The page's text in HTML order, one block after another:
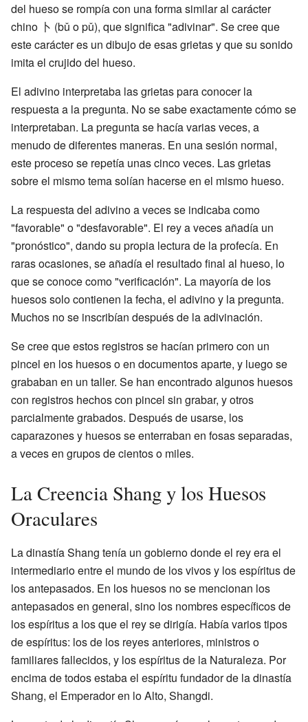
del hueso se rompía con una forma similar al carácter
chino 卜 (bǔ o pǔ), que significa "adivinar". Se cree que
este carácter es un dibujo de esas grietas y que su sonido
imita el crujido del hueso.
El adivino interpretaba las grietas para conocer la
respuesta a la pregunta. No se sabe exactamente cómo se
interpretaban. La pregunta se hacía varias veces, a
menudo de diferentes maneras. En una sesión normal,
este proceso se repetía unas cinco veces. Las grietas
sobre el mismo tema solían hacerse en el mismo hueso.
La respuesta del adivino a veces se indicaba como
"favorable" o "desfavorable". El rey a veces añadía un
"pronóstico", dando su propia lectura de la profecía. En
raras ocasiones, se añadía el resultado final al hueso, lo
que se conoce como "verificación". La mayoría de los
huesos solo contienen la fecha, el adivino y la pregunta.
Muchos no se inscribían después de la adivinación.
Se cree que estos registros se hacían primero con un
pincel en los huesos o en documentos aparte, y luego se
grababan en un taller. Se han encontrado algunos huesos
con registros hechos con pincel sin grabar, y otros
parcialmente grabados. Después de usarse, los
caparazones y huesos se enterraban en fosas separadas,
a veces en grupos de cientos o miles.
La Creencia Shang y los Huesos
Oraculares
La dinastía Shang tenía un gobierno donde el rey era el
intermediario entre el mundo de los vivos y los espíritus de
los antepasados. En los huesos no se mencionan los
antepasados en general, sino los nombres específicos de
los espíritus a los que el rey se dirigía. Había varios tipos
de espíritus: los de los reyes anteriores, ministros o
familiares fallecidos, y los espíritus de la Naturaleza. Por
encima de todos estaba el espíritu fundador de la dinastía
Shang, el Emperador en lo Alto, Shangdi.